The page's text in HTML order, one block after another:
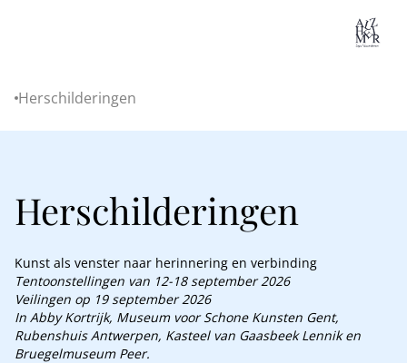
Home
Herschilderingen
Herschilderingen
Kunst als venster naar herinnering en verbinding
Tentoonstellingen van 12-18 september 2026
Veilingen op 19 september 2026
In Abby Kortrijk, Museum voor Schone Kunsten Gent,
Rubenshuis Antwerpen, Kasteel van Gaasbeek Lennik en
Bruegelmuseum Peer.